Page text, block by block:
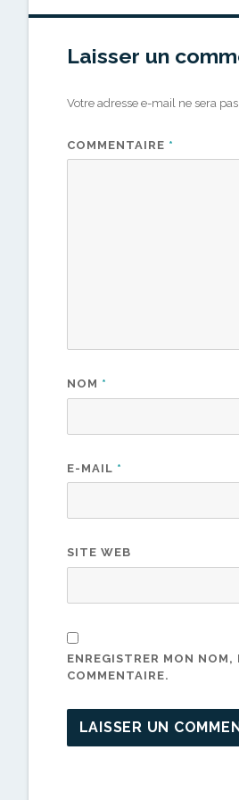
Laisser un
Votre adresse e-mail ne sera
COMMENTAIRE *
NOM *
E-MAIL *
SITE WEB
ENREGISTRER MON
COMMENTAIRE.